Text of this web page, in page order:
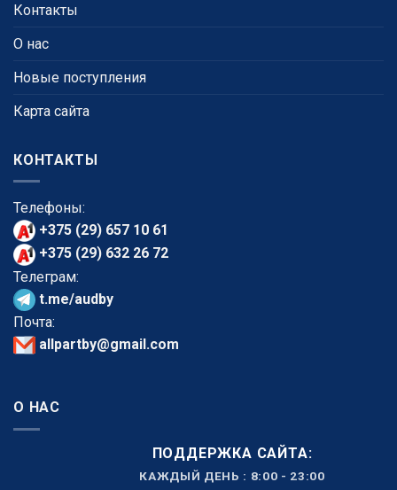
Контакты
О нас
Новые поступления
Карта сайта
КОНТАКТЫ
Телефоны:
+375 (29) 657 10 61
+375 (29) 632 26 72
Телеграм:
t.me/audby
Почта:
allpartby@gmail.com
О НАС
ПОДДЕРЖКА САЙТА:
КАЖДЫЙ ДЕНЬ : 8:00 - 23:00